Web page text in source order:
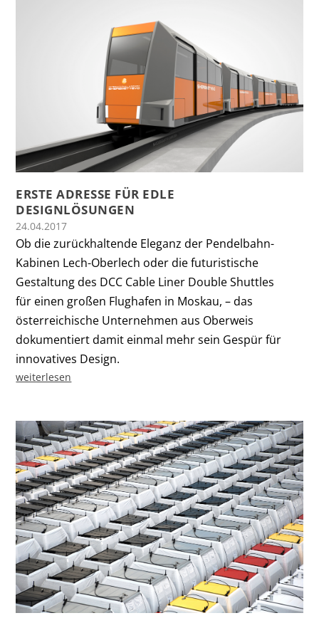
ERSTE ADRESSE FÜR EDLE
DESIGNLÖSUNGEN
24.04.2017
Ob die zurückhaltende Eleganz der Pendelbahn-
Kabinen Lech-Oberlech oder die futuristische
Gestaltung des DCC Cable Liner Double Shuttles
für einen großen Flughafen in Moskau, – das
österreichische Unternehmen aus Oberweis
dokumentiert damit einmal mehr sein Gespür für
innovatives Design.
weiterlesen